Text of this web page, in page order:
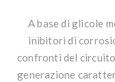
A base di glicole
inibitori di
confronti del
generazione